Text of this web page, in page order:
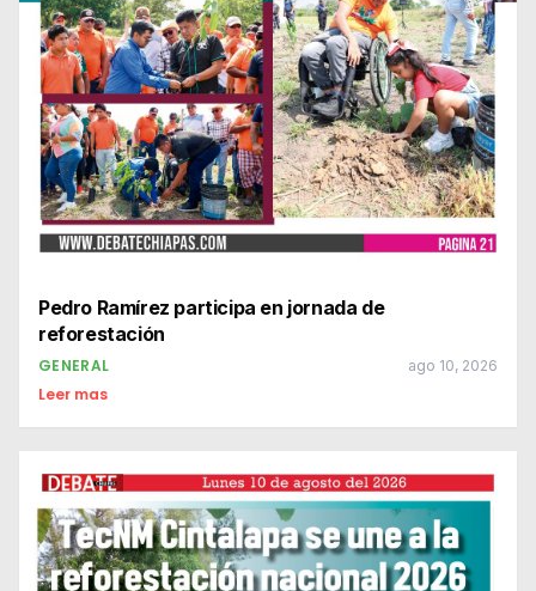
Pedro Ramírez participa en jornada de
reforestación
GENERAL ago 10, 2026
Leer mas